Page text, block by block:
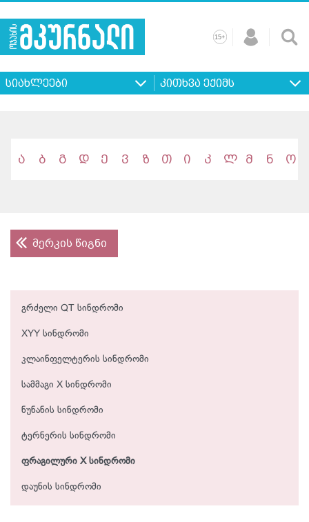
შესახებ ხშირად
კითხვები
15+
სიახლეები კითხვა ექიმს
ა ბ გ დ ე ვ ზ თ ი კ ლ მ ნ ო
მერკის წიგნი
გრძელი QT სინდრომი
XYY სინდრომი
კლაინფელტერის სინდრომი
სამმაგი X სინდრომი
ნუნანის სინდრომი
ტერნერის სინდრომი
ფრაგილური X სინდრომი
დაუნის სინდრომი